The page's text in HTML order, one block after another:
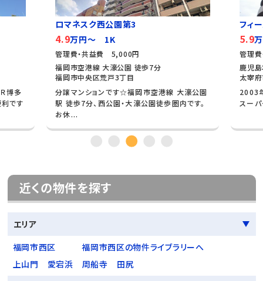
博多
です
ロマネスク西公園第3
4.9万円～ 1K
管理費・共益費 5,000円
福岡市空港線 大濠公園 徒歩7分
福岡市中央区荒戸3丁目
分譲マンションです☆福岡市空港線 大濠公園
駅 徒歩7分、西公園・大濠公園徒歩圏内です。
お休...
フィ
5.9
管理
鹿児
太宰
2003
スーパ
近くの物件を探す
エリア
福岡市西区
福岡市西区の物件ライブラリーへ
上山門
愛宕浜 周船寺
田尻